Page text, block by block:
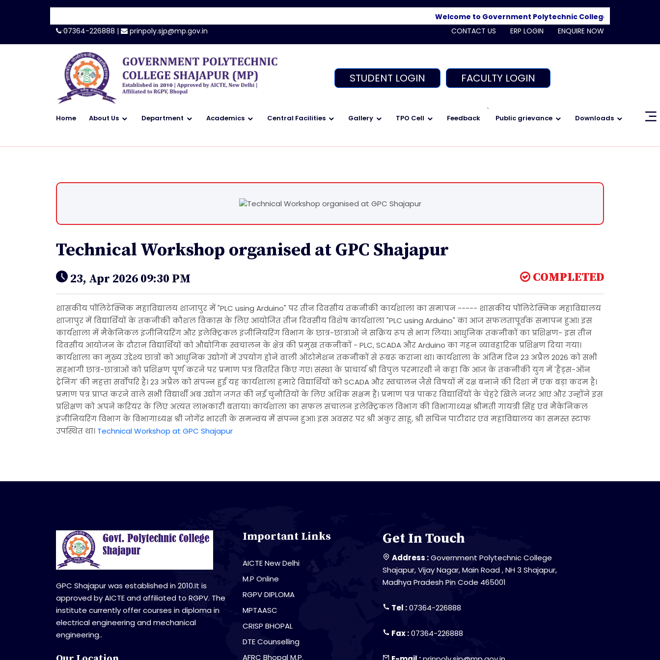
Welcome to Government Polytechnic College, Shajapur.
-->07364-226888 | prinpoly.sjp@mp.gov.in CONTACT US ERP LOGIN ENQUIRE NOW
STUDENT LOGIN FACULTY LOGIN
Home About Us Department Academics Central Facilities Gallery TPO Cell Feedback
`
Public grievance Downloads
Technical Workshop organised at GPC Shajapur
23, Apr 2026 09:30 PM COMPLETED
शासकीय पॉलिटेक्निक महाविद्यालय शाजापुर में "PLC using Arduino" पर तीन दिवसीय तकनीकी कार्यशाला का समापन ----- शासकीय पॉलिटेक्निक महाविद्यालय
शाजापुर में विद्यार्थियों के तकनीकी कौशल विकास के लिए आयोजित तीन दिवसीय विशेष कार्यशाला "PLC using Arduino" का आज सफलतापूर्वक समापन हुआ। इस
कार्यशाला में मैकेनिकल इंजीनियरिंग और इलेक्ट्रिकल इंजीनियरिंग विभाग के छात्र-छात्राओं ने सक्रिय रूप से भाग लिया। आधुनिक तकनीकों का प्रशिक्षण- इस तीन
दिवसीय आयोजन के दौरान विद्यार्थियों को औद्योगिक स्वचालन के क्षेत्र की प्रमुख तकनीकों - PLC, SCADA और Arduino का गहन व्यावहारिक प्रशिक्षण दिया गया।
कार्यशाला का मुख्य उद्देश्य छात्रों को आधुनिक उद्योगों में उपयोग होने वाली ऑटोमेशन तकनीकों से रूबरू कराना था। कार्यशाला के अंतिम दिन 23 अप्रैल 2026 को सभी
सहभागी छात्र-छात्राओं को प्रशिक्षण पूर्ण करने पर प्रमाण पत्र वितरित किए गए। संस्था के प्राचार्य श्री विपुल परमारथी ने कहा कि आज के तकनीकी युग में 'हैंड्स-ऑन
ट्रेनिंग' की महत्ता सर्वोपरि है। 23 अप्रैल को संपन्न हुई यह कार्यशाला हमारे विद्यार्थियों को SCADA और स्वचालन जैसे विषयों में दक्ष बनाने की दिशा में एक बड़ा कदम है।
प्रमाण पत्र प्राप्त करने वाले सभी विद्यार्थी अब उद्योग जगत की नई चुनौतियों के लिए अधिक सक्षम हैं। प्रमाण पत्र पाकर विद्यार्थियों के चेहरे खिले नजर आए और उन्होंने इस
प्रशिक्षण को अपने करियर के लिए अत्यंत लाभकारी बताया। कार्यशाला का सफल संचालन इलेक्ट्रिकल विभाग की विभागाध्यक्ष श्रीमती गायत्री सिंह एवं मैकेनिकल
इंजीनियरिंग विभाग के विभागाध्यक्ष श्री जोगेंद्र भारती के समन्वय में संपन्न हुआ। इस अवसर पर श्री अंकुर साहू, श्री सचिन पाटीदार एवं महाविद्यालय का समस्त स्टाफ
उपस्थित था। Technical Workshop at GPC Shajapur
GPC Shajapur was established in 2010.It is
approved by AICTE and affiliated to RGPV. The
institute currently offer courses in diploma in
electrical engineering and mechanical
engineering..
Important Links
AICTE New Delhi
M.P Online
RGPV DIPLOMA
MPTAASC
CRISP BHOPAL
DTE Counselling
AFRC Bhopal M.P.
Get In Touch
Address :Government Polytechnic College
Shajapur, Vijay Nagar, Main Road , NH 3 Shajapur,
Madhya Pradesh Pin Code 465001
Tel :07364-226888
Fax :07364-226888